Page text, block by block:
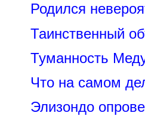
Родился
Таинственный
Туманность
Что на самом
Элизондо